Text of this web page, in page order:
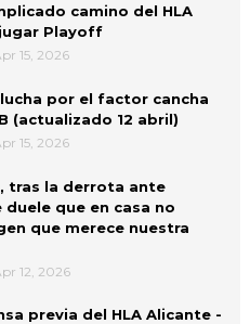
camino del HLA
Playoff
15, 2026
por el factor cancha
(actualizado 12 abril)
15, 2026
tras la derrota ante
duele que en casa no
que merece nuestra
12, 2026
previa del HLA Alicante -